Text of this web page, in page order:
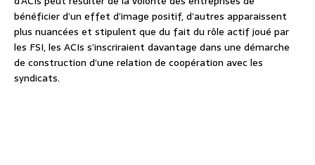
bénéficier d’un effet d’image positif, d’autres apparaissent
plus nuancées et stipulent que du fait du rôle actif joué par
les FSI, les ACIs s’inscriraient davantage dans une démarche
de construction d’une relation de coopération avec les
syndicats.